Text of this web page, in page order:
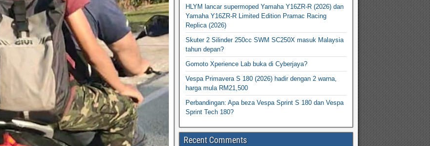
HLYM lancar supermoped Yamaha Y16ZR-R (2026) dan
Yamaha Y16ZR-R Limited Edition Pramac Racing
Replica (2026)
Skuter 2 Silinder 250cc SWM SC250X masuk Malaysia
tahun depan?
Gomoto Xperience Lab buka di Cyberjaya?
Vespa Primavera S 180 (2026) hadir dengan 2 warna,
harga mula RM21,500
Perbandingan: Apa beza Vespa Sprint S 180 dan Vespa
Sprint Tech 180?
Recent Comments